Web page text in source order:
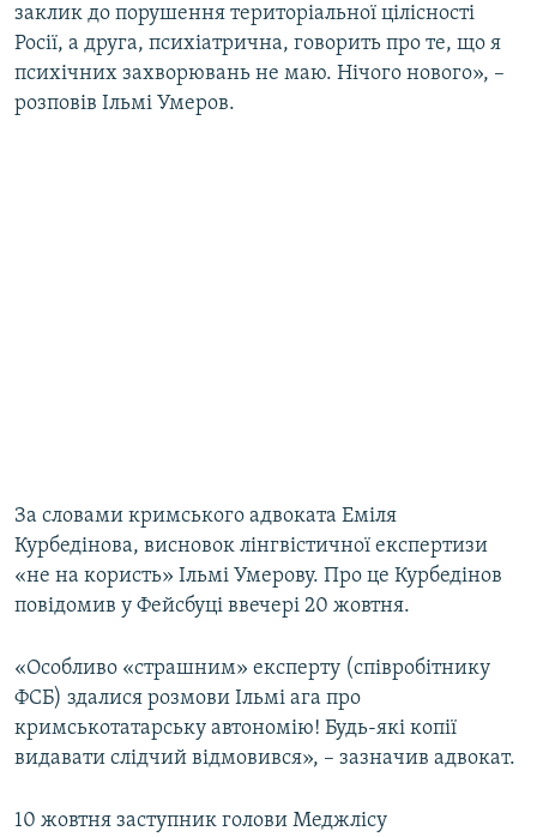
ІНФОГРАФІКА
ДОЛУЧАЙСЯ!
заклик до порушення територіальної цілісності
Росії, а друга, психіатрична, говорить про те, що я
психічних захворювань не маю. Нічого нового», –
розповів Ільмі Умеров.
За словами кримського адвоката Еміля
Курбедінова, висновок лінгвістичної експертизи
«не на користь» Ільмі Умерову. Про це Курбедінов
повідомив у Фейсбуці ввечері 20 жовтня.
«Особливо «страшним» експерту (співробітнику
ФСБ) здалися розмови Ільмі ага про
кримськотатарську автономію! Будь-які копії
видавати слідчий відмовився», – зазначив адвокат.
10 жовтня заступник голови Меджлісу